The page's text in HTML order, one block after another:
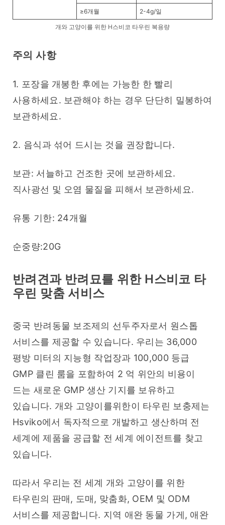
≥6개월 2-4g/일
개와 고양이를 위한 H스비코 타우린 복용량
주의 사항
1. 포장을 개봉한 후에는 가능한 한 빨리
사용하세요. 보관해야 하는 경우 단단히 밀봉하여
보관하세요.
2. 음식과 섞어 드시는 것을 권장합니다.
보관: 서늘하고 건조한 곳에 보관하세요.
직사광선 및 오염 물질을 피해서 보관하세요.
유통 기한: 24개월
순중량:20G
반려견과 반려묘를 위한 H스비코 타
우린 맞춤 서비스
중국 반려동물 보조제의 선두주자로서 원스톱
서비스를 제공할 수 있습니다. 우리는 36,000
평방 미터의 지능형 작업장과 100,000 등급
GMP 클린 룸을 포함하여 2 억 위안의 비용이
드는 새로운 GMP 생산 기지를 보유하고
있습니다. 개와 고양이를위한이 타우린 보충제는
Hsviko에서 독자적으로 개발하고 생산하며 전
세계에 제품을 공급할 전 세계 에이전트를 찾고
있습니다.
따라서 우리는 전 세계 개와 고양이를 위한
타우린의 판매, 도매, 맞춤화, OEM 및 ODM
서비스를 제공합니다. 지역 애완 동물 가게, 애완